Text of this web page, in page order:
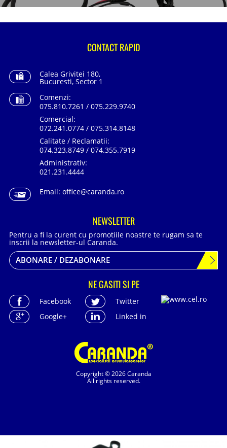
Copyright © 2026 Caranda
All rights reserved.
CONTACT RAPID
Calea Grivitei 180,
Bucuresti, Sector 1
Comenzi:
075.810.7261 / 075.229.9740
Comercial:
072.241.0774 / 075.314.8148
Calitate / Reclamatii:
074.323.8749 / 074.355.7919
Administrativ:
021.231.4444
Email: office@caranda.ro
NEWSLETTER
Pentru a fi la curent cu promotiile noastre te rugam sa te
inscrii la newsletter-ul Caranda.
ABONARE / DEZABONARE
NE GASITI SI PE
Facebook
Twitter
Google+
Linked in